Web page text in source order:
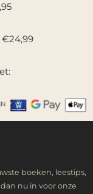
boeken, leestips,
nu in voor onze